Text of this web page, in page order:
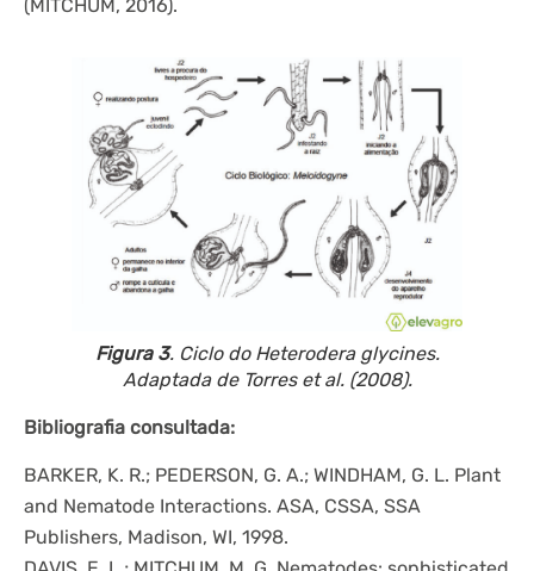
(MITCHUM, 2016).
Figura 3. Ciclo do Heterodera glycines.
Adaptada de Torres et al. (2008).
Bibliografia consultada:
BARKER, K. R.; PEDERSON, G. A.; WINDHAM, G. L. Plant
and Nematode Interactions. ASA, CSSA, SSA
Publishers, Madison, WI, 1998.